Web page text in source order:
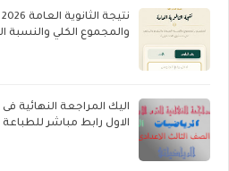
والمجموع الكلي والنسبة
اليك المراجعة النهائية فى
الاول رابط مباشر للطباعة